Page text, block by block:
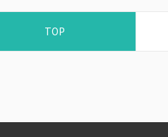
TOP